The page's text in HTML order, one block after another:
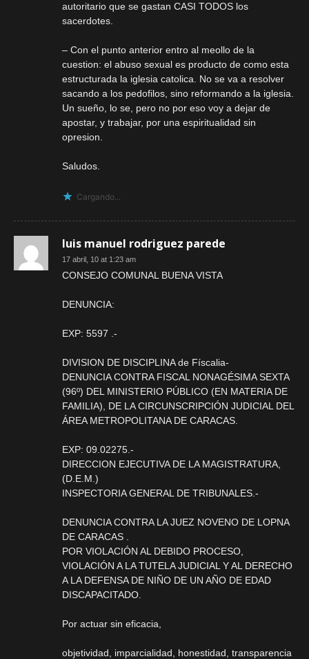
autoritario que se gastan CASI TODOS los
sacerdotes.
– Con el punto anterior entro al meollo de la
cuestion: el abuso sexual es producto de como esta
estructurada la iglesia catolica. No se va a resolver
sacando a los pedofilos, sino reformando a la iglesia.
Un sueño, lo se, pero no por eso voy a dejar de
apostar, y trabajar, por una espiritualidad sin
opresion.
Saludos.
Cargando...
luis manuel rodriguez parede
17 abril, 10 at 1:23 am
CONSEJO COMUNAL BUENA VISTA
DENUNCIA:
EXP: 5597 .-
DIVISION DE DISCIPLINA de Físcalia-
DENUNCIA CONTRA FISCAL NONAGÉSIMA SEXTA
(96º) DEL MINISTERIO PÚBLICO (EN MATERIA DE
FAMILIA), DE LA CIRCUNSCRIPCIÓN JUDICIAL DEL
ÁREA METROPOLITANA DE CARACAS.
EXP: 09.02275.-
DIRECCION EJECUTIVA DE LA MAGISTRATURA,
(D.E.M.)
INSPECTORIA GENERAL DE TRIBUNALES.-
DENUNCIA CONTRA LA JUEZ NOVENO DE LOPNA
DE CARACAS .
POR VIOLACIÓN AL DEBIDO PROCESO,
VIOLACIÓN A LA TUTELA JUDICIAL Y AL DERECHO
A LA DEFENSA DE NIÑO DE UN AÑO DE EDAD
DISCAPACITADO.
Por actuar sin eficacia,
objetividad, imparcialidad, honestidad, transparencia